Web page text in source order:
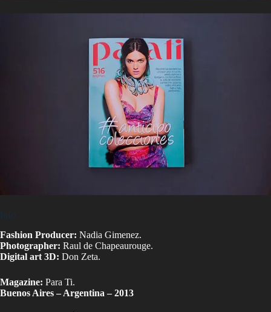
Info
Fashion Producer: Nadia Gimenez.
Photographer: Raul de Chapeaurouge.
Digital art 3D: Don Zeta.
Magazine: Para Ti.
Buenos Aires – Argentina – 2013